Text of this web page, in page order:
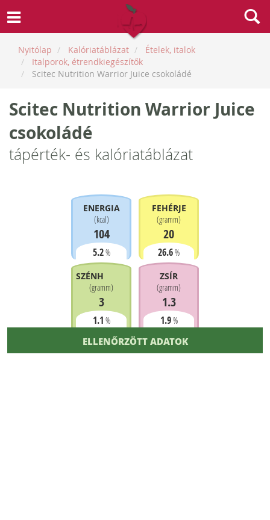
Nyitólap Kalóriatáblázat
Ételek, italok
Italporok, étrendkiegészítők
Scitec Nutrition Warrior Juice csokoládé
Scitec Nutrition Warrior Juice
csokoládé
tápérték- és kalóriatáblázat
ENERGIA
(kcal)
104
5.2%
FEHÉRJE
(gramm)
20
26.6%
SZÉNHIDRÁT
(gramm)
3
1.1 %
ZSÍR
(gramm)
1.3
1.9%
ELLENŐRZÖTT ADATOK